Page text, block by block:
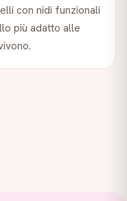
con nidi funzionali
più adatto alle